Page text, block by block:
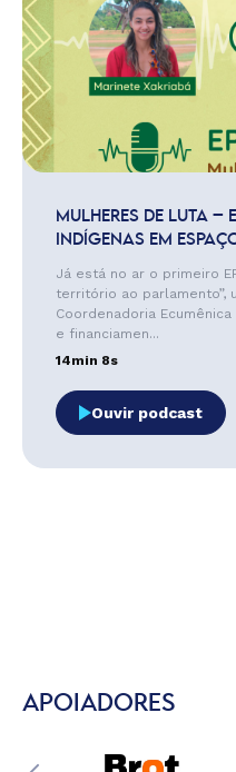
MULHERES DE LUTA –
INDÍGENAS EM
Já está no ar o primeiro
território ao parlamento”,
Coordenadoria
e financiamen...
14min 8s
Ouvir podcast
APOIADORES